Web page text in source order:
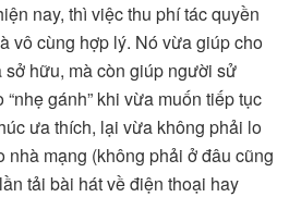
nay, thì việc thu phí tác quyền
vô cùng hợp lý. Nó vừa giúp cho
hữu, mà còn giúp người sử
gánh” khi vừa muốn tiếp tục
ưa thích, lại vừa không phải lo
nhà mạng (không phải ở đâu cũng
tải bài hát về điện thoại hay